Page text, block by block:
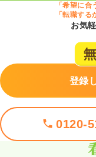
「希望に合
「転職す
お気
登録
0120-